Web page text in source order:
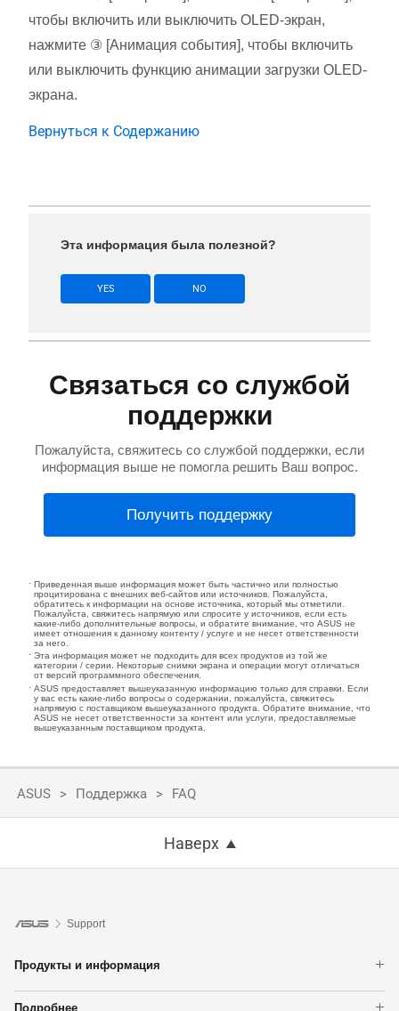
чтобы включить или выключить OLED-экран,
нажмите ③ [Анимация события], чтобы включить
или выключить функцию анимации загрузки OLED-
экрана.
Вернуться к Содержанию
Эта информация была полезной?
YES NO
Связаться со службой
поддержки
Пожалуйста, свяжитесь со службой поддержки, если
информация выше не помогла решить Ваш вопрос.
Получить поддержку
Приведенная выше информация может быть частично или полностью
процитирована с внешних веб-сайтов или источников. Пожалуйста,
обратитесь к информации на основе источника, который мы отметили.
Пожалуйста, свяжитесь напрямую или спросите у источников, если есть
какие-либо дополнительные вопросы, и обратите внимание, что ASUS не
имеет отношения к данному контенту / услуге и не несет ответственности
за него.
Эта информация может не подходить для всех продуктов из той же
категории / серии. Некоторые снимки экрана и операции могут отличаться
от версий программного обеспечения.
ASUS предоставляет вышеуказанную информацию только для справки. Если
у вас есть какие-либо вопросы о содержании, пожалуйста, свяжитесь
напрямую с поставщиком вышеуказанного продукта. Обратите внимание, что
ASUS не несет ответственности за контент или услуги, предоставляемые
вышеуказанным поставщиком продукта.
ASUS Поддержка FAQ
Наверх
Support
Продукты и информация
Подробнее